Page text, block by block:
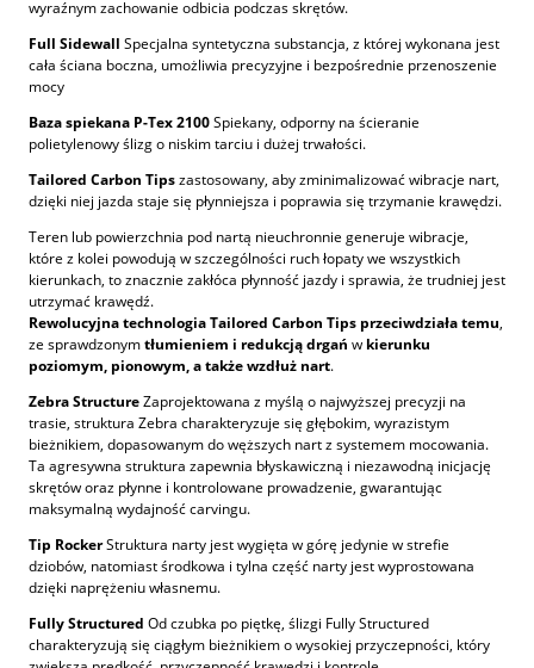
wyraźnym zachowanie odbicia podczas skrętów.
Full Sidewall Specjalna syntetyczna substancja, z której wykonana jest
cała ściana boczna, umożliwia precyzyjne i bezpośrednie przenoszenie
mocy
Baza spiekana P-Tex 2100Spiekany, odporny na ścieranie
polietylenowy ślizg o niskim tarciu i dużej trwałości.
Tailored Carbon Tipszastosowany, aby zminimalizować wibracje nart,
dzięki niej jazda staje się płynniejsza i poprawia się trzymanie krawędzi.
Teren lub powierzchnia pod nartą nieuchronnie generuje wibracje,
które z kolei powodują w szczególności ruch łopaty we wszystkich
kierunkach, to znacznie zakłóca płynność jazdy i sprawia, że trudniej jest
utrzymać krawędź.
Rewolucyjna technologia Tailored Carbon Tips przeciwdziała temu,
ze sprawdzonymtłumieniem i redukcją drgań w kierunku
poziomym, pionowym, a także wzdłuż nart.
Zebra StructureZaprojektowana z myślą o najwyższej precyzji na
trasie, struktura Zebra charakteryzuje się głębokim, wyrazistym
bieżnikiem, dopasowanym do węższych nart z systemem mocowania.
Ta agresywna struktura zapewnia błyskawiczną i niezawodną inicjację
skrętów oraz płynne i kontrolowane prowadzenie, gwarantując
maksymalną wydajność carvingu.
Tip RockerStruktura narty jest wygięta w górę jedynie w strefie
dziobów, natomiast środkowa i tylna część narty jest wyprostowana
dzięki naprężeniu własnemu.
Fully Structured Od czubka po piętkę, ślizgi Fully Structured
charakteryzują się ciągłym bieżnikiem o wysokiej przyczepności, który